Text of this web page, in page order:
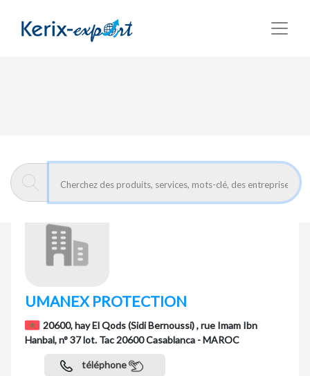
UMANEX PROTECTION
20600, hay El Qods (Sidi Bernoussi) , rue Imam Ibn
Hanbal, n° 37 lot. Tac 20600 Casablanca - MAROC
téléphone